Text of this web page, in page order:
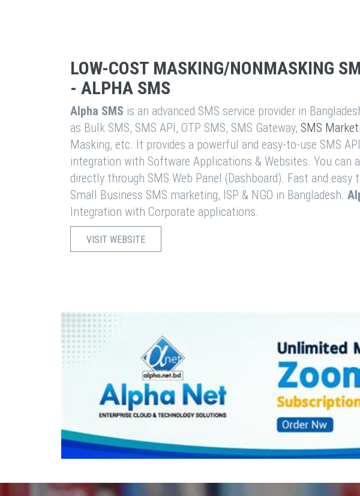
LOW-COST MASKING/NONMASKING
- ALPHA SMS
Alpha SMS is an advanced SMS service provider in
as Bulk SMS, SMS API, OTP SMS, SMS Gateway, SMS
Masking, etc. It provides a powerful and easy-to-use SMS
integration with Software Applications & Websites. You can
directly through SMS Web Panel (Dashboard). Fast and easy
Small Business SMS marketing, ISP & NGO in Bangladesh.
Integration with Corporate applications.
VISIT WEBSITE